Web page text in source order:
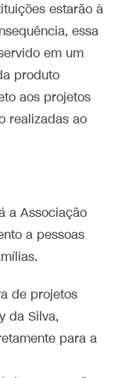
estarão à
essa
em um
produto
aos projetos
realizadas ao
a Associação
a pessoas
de projetos
da Silva,
para a